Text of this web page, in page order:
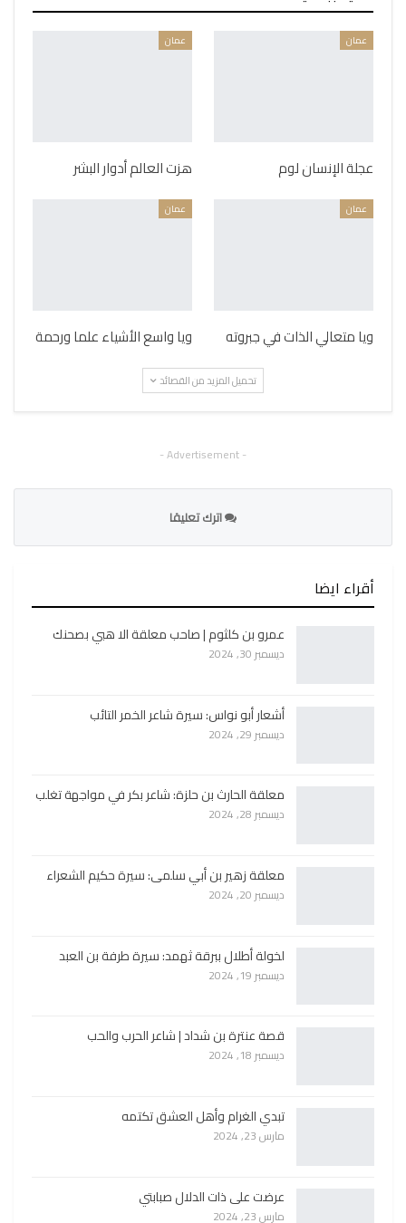
عمان
عجلة الإنسان لوم
عمان
هزت العالم أدوار البشر
عمان
ويا متعالي الذات في جبروته
عمان
ويا واسع الأشياء علما ورحمة
تحميل المزيد من القصائد
- Advertisement -
اترك تعليقا
أقراء ايضا
عمرو بن كلثوم | صاحب معلقة الا هبي بصحنك
ديسمبر 30, 2024
أشعار أبو نواس: سيرة شاعر الخمر التائب
ديسمبر 29, 2024
معلقة الحارث بن حلزة: شاعر بكر في مواجهة تغلب
ديسمبر 28, 2024
معلقة زهير بن أبي سلمى: سيرة حكيم الشعراء
ديسمبر 20, 2024
لخولة أطلال ببرقة ثهمد: سيرة طرفة بن العبد
ديسمبر 19, 2024
قصة عنترة بن شداد | شاعر الحرب والحب
ديسمبر 18, 2024
تبدي الغرام وأهل العشق تكتمه
مارس 23, 2024
عرضت على ذات الدلال صبابتي
مارس 23, 2024